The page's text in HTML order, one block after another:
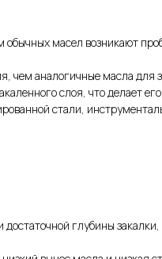
масел возникают
чем аналогичные масла
слоя, что делает
стали,
глубины